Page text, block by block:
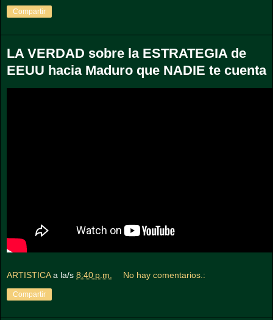
Compartir
LA VERDAD sobre la ESTRATEGIA de
EEUU hacia Maduro que NADIE te cuenta
ARTISTICA a la/s 8:40 p.m. No hay comentarios.:
Compartir